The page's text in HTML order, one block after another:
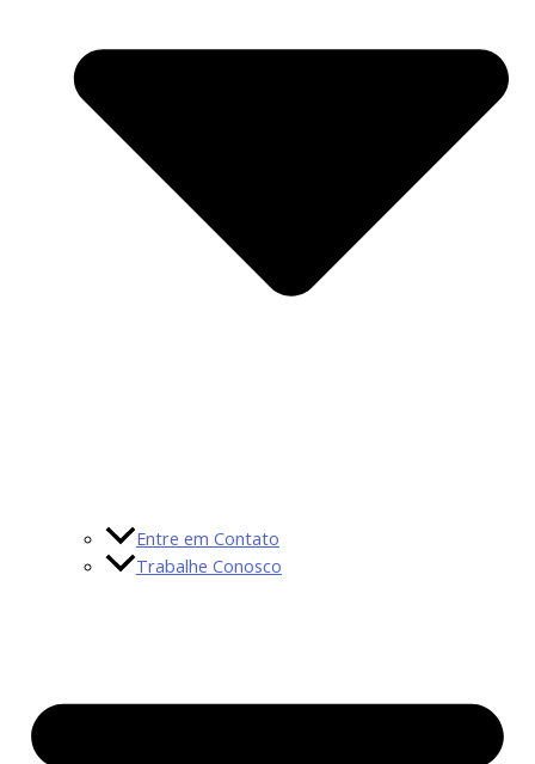
Entre em Contato
Trabalhe Conosco